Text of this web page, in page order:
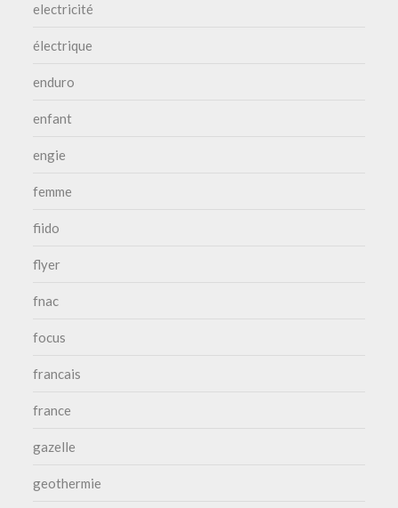
electricité
électrique
enduro
enfant
engie
femme
fiido
flyer
fnac
focus
francais
france
gazelle
geothermie